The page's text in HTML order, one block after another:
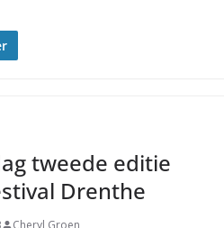
tweede editie
Drenthe
Cheryl Groen